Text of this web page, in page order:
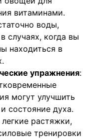
витаминами.
воды,
случаях, когда вы
находиться в
упражнения:
могут улучшить
состояние духа.
растяжки,
тренировки